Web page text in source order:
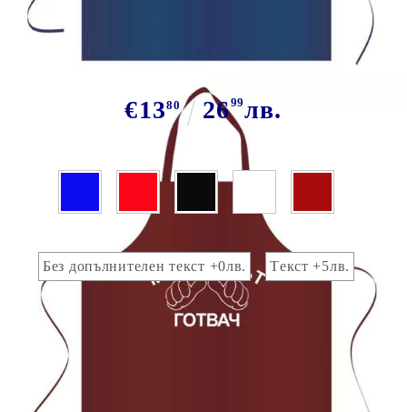
€1380 2699лв.
Без допълнителен текст +0лв.
Tекст +5лв.
Добавете текст за отпечатване:
Коментар към продукта: